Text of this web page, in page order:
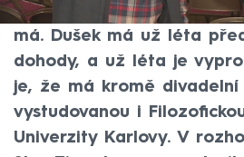
asociaci spojenou s
má. Dušek má už léta
dohody, a už léta je
je, že má kromě divadelní
vystudovanou i
Univerzity Karlovy. V